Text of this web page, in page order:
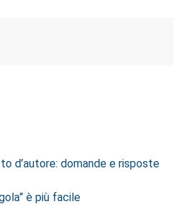
d’autore: domande e risposte
è più facile